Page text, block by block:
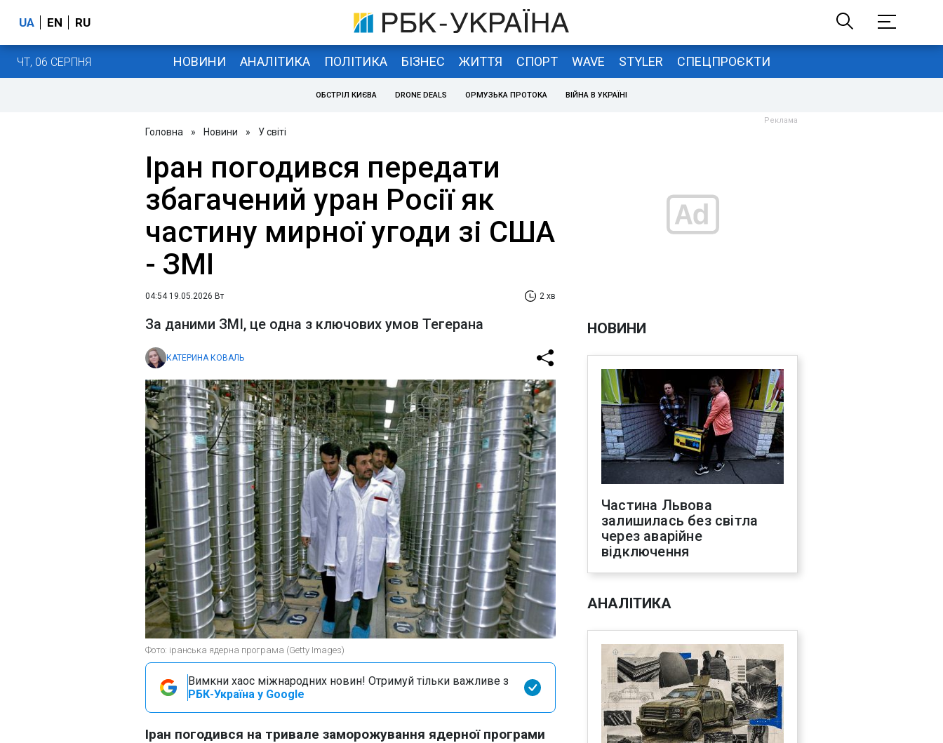
UA EN RU
ЧТ, 06 СЕРПНЯ НОВИНИ АНАЛІТИКА ПОЛІТИКА БІЗНЕС ЖИТТЯ СПОРТ WAVE STYLER СПЕЦПРОЄКТИ
ОБСТРІЛ КИЄВА DRONE DEALS ОРМУЗЬКА ПРОТОКА ВІЙНА В УКРАЇНІ
Головна » Новини » У світі
Іран погодився передати
збагачений уран Росії як
частину мирної угоди зі США
- ЗМІ
04:54 19.05.2026 Вт 2 хв
За даними ЗМІ, це одна з ключових умов Тегерана
КАТЕРИНА КОВАЛЬ
Фото: іранська ядерна програма (Getty Images)
Вимкни хаос міжнародних новин! Отримуй тільки важливе з
РБК-Україна у Google
Іран погодився на тривале заморожування ядерної програми
НОВИНИ
Частина Львова
залишилась без світла
через аварійне
відключення
АНАЛІТИКА